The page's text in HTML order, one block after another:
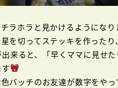
ラホラと見かけるようになり
切ってステッキを作ったり
来ると、「早くママに見せ
ッチのお友達が数字をやっ